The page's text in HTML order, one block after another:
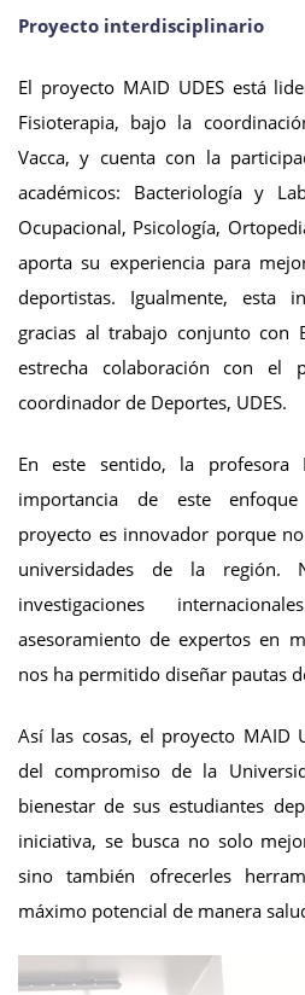
Proyecto interdisciplinario
El proyecto MAID UDES está
Fisioterapia, bajo la
Vacca, y cuenta con la
académicos: Bacteriología y
Ocupacional, Psicología,
aporta su experiencia para
deportistas. Igualmente, esta
gracias al trabajo conjunto con
estrecha colaboración con el
coordinador de Deportes, UDES.
En este sentido, la profesora
importancia de este enfoque
proyecto es innovador porque
universidades de la región.
investigaciones
asesoramiento de expertos en
nos ha permitido diseñar pautas
Así las cosas, el proyecto MAID
del compromiso de la
bienestar de sus estudiantes
iniciativa, se busca no solo
sino también ofrecerles
máximo potencial de manera